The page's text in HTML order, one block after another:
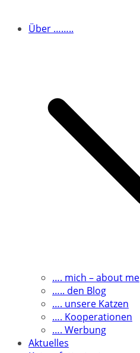
Über ……..
…. mich – about me
….. den Blog
…. unsere Katzen
…. Kooperationen
…. Werbung
Aktuelles